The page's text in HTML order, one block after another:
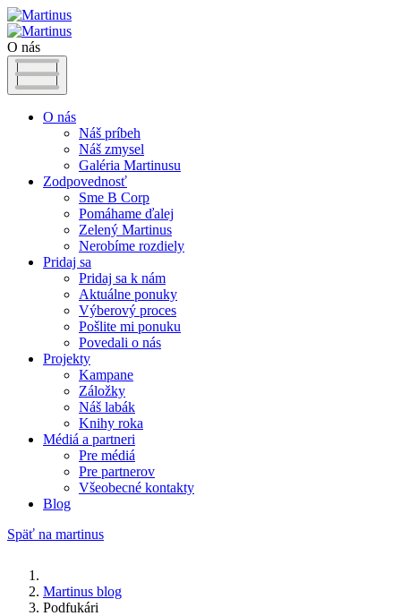
O nás
O nás
Náš príbeh
Náš zmysel
Galéria Martinusu
Zodpovednosť
Sme B Corp
Pomáhame ďalej
Zelený Martinus
Nerobíme rozdiely
Pridaj sa
Pridaj sa k nám
Aktuálne ponuky
Výberový proces
Pošlite mi ponuku
Povedali o nás
Projekty
Kampane
Záložky
Náš labák
Knihy roka
Médiá a partneri
Pre médiá
Pre partnerov
Všeobecné kontakty
Blog
Späť na martinus
Martinus blog
Podfukári